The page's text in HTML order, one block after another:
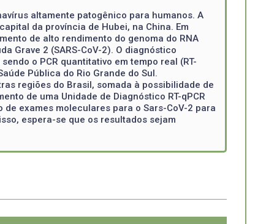
altamente patogênico para humanos. A
da província de Hubei, na China. Em
de alto rendimento do genoma do RNA
Grave 2 (SARS-CoV-2). O diagnóstico
o PCR quantitativo em tempo real (RT-
Pública do Rio Grande do Sul.
regiões do Brasil, somada à possibilidade de
de uma Unidade de Diagnóstico RT-qPCR
exames moleculares para o Sars-CoV-2 para
espera-se que os resultados sejam